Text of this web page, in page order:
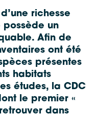
richesse
possède un
Afin de
ont été
présentes
habitats
études, la CDC
le premier «
dans